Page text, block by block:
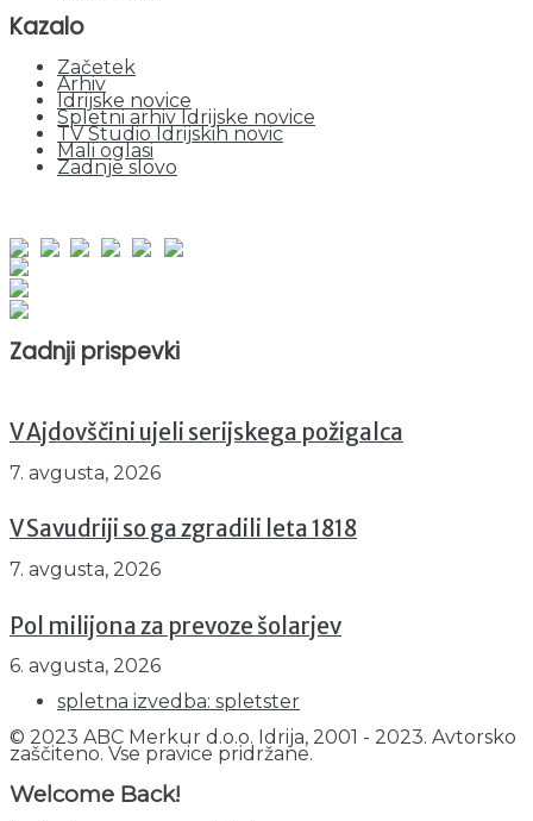
Kazalo
Začetek
Arhiv
Idrijske novice
Spletni arhiv Idrijske novice
TV Studio Idrijskih novic
Mali oglasi
Zadnje slovo
Zadnji prispevki
V Ajdovščini ujeli serijskega požigalca
7. avgusta, 2026
V Savudriji so ga zgradili leta 1818
7. avgusta, 2026
Pol milijona za prevoze šolarjev
6. avgusta, 2026
spletna izvedba: spletster
© 2023 ABC Merkur d.o.o. Idrija, 2001 - 2023. Avtorsko
zaščiteno. Vse pravice pridržane.
Welcome Back!